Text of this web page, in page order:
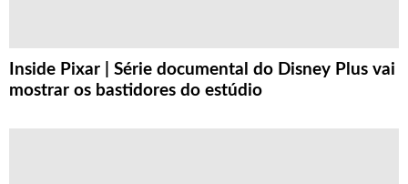
Inside Pixar | Série documental do Disney Plus vai
mostrar os bastidores do estúdio